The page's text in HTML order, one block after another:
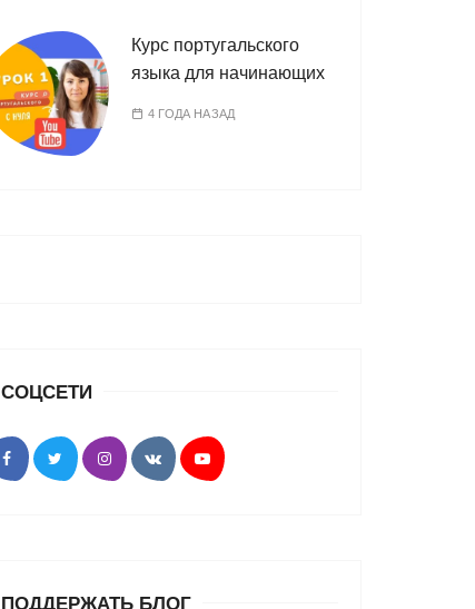
Курс португальского
языка для начинающих
4 ГОДА НАЗАД
СОЦСЕТИ
ПОДДЕРЖАТЬ БЛОГ